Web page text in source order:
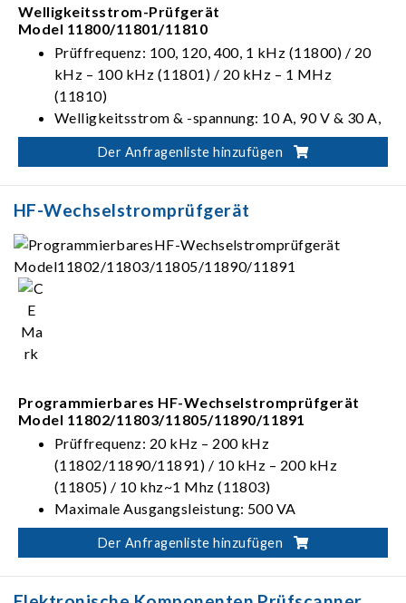
Welligkeitsstrom-Prüfgerät
Model 11800/11801/11810
Prüffrequenz: 100, 120, 400, 1 kHz (11800) / 20
kHz – 100 kHz (11801) / 20 kHz – 1 MHz
(11810)
Welligkeitsstrom & -spannung: 10 A, 90 V & 30 A,
30 V (11800) / 10 A, 15 V (11801/11810)
Gleichstromspannung: DC 0-650V(11800)/0-
500V(11801/11810)
Standard-RS-485-Schnittstelle
Der Anfragenliste hinzufügen
HF-Wechselstromprüfgerät
Programmierbares HF-Wechselstromprüfgerät
Model 11802/11803/11805/11890/11891
Prüffrequenz: 20 kHz – 200 kHz
(11802/11890/11891) / 10 kHz – 200 kHz
(11805) / 10 khz~1 Mhz (11803)
Maximale Ausgangsleistung: 500 VA
(11802/11890/11891) / 800 VA (11803) / 1 kVA
(11805)
Optionale Spannungs-/Strom-
Hochtransformiermodule
Der Anfragenliste hinzufügen